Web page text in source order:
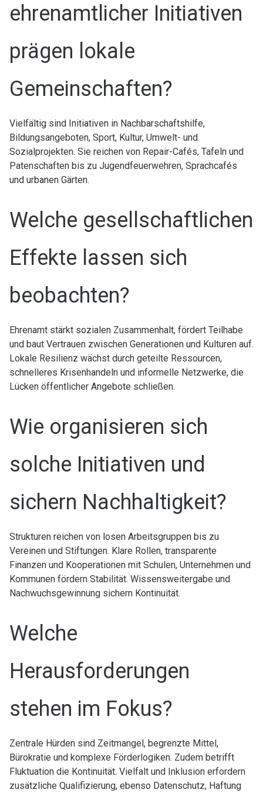
ehrenamtlicher Initiativen
prägen lokale
Gemeinschaften?
Vielfältig sind Initiativen in Nachbarschaftshilfe,
Bildungsangeboten, Sport, Kultur, Umwelt- und
Sozialprojekten. Sie reichen von Repair-Cafés, Tafeln und
Patenschaften bis zu Jugendfeuerwehren, Sprachcafés
und urbanen Gärten.
Welche gesellschaftlichen
Effekte lassen sich
beobachten?
Ehrenamt stärkt sozialen Zusammenhalt, fördert Teilhabe
und baut Vertrauen zwischen Generationen und Kulturen auf.
Lokale Resilienz wächst durch geteilte Ressourcen,
schnelleres Krisenhandeln und informelle Netzwerke, die
Lücken öffentlicher Angebote schließen.
Wie organisieren sich
solche Initiativen und
sichern Nachhaltigkeit?
Strukturen reichen von losen Arbeitsgruppen bis zu
Vereinen und Stiftungen. Klare Rollen, transparente
Finanzen und Kooperationen mit Schulen, Unternehmen und
Kommunen fördern Stabilität. Wissensweitergabe und
Nachwuchsgewinnung sichern Kontinuität.
Welche
Herausforderungen
stehen im Fokus?
Zentrale Hürden sind Zeitmangel, begrenzte Mittel,
Bürokratie und komplexe Förderlogiken. Zudem betrifft
Fluktuation die Kontinuität. Vielfalt und Inklusion erfordern
zusätzliche Qualifizierung, ebenso Datenschutz, Haftung